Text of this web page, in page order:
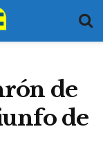
de
de